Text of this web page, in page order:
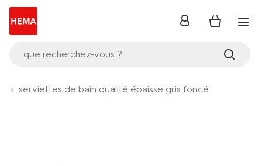
que recherchez-vous ?
se
serviettes de bain qualité épaisse gris foncé